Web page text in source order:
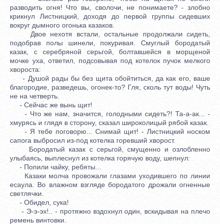
разводить огня! Что вы, сволочи, не понимаете? - злобно
крикнул Листницкий, доходя до первой группы сидевших
вокруг дымного огонька казаков.
Двое нехотя встали, остальные продолжали сидеть,
подобрав полы шинели, покуривая. Смуглый бородатый
казак, с серебряной серьгой, болтавшейся в морщеной
мочке уха, ответил, подсовывая под котелок пучок мелкого
хвороста:
- Душой рады бы без щита обойтиться, да как его, ваше
благородие, разведешь, огонек-то? Гля, сколь тут воды! Чуть
не на четверть.
- Сейчас же вынь щит!
- Что же нам, значится, голодными сидеть?! Та-а-ак... -
хмурясь и глядя в сторону, сказал широколицый рябой казак.
- Я тебе поговорю... Снимай щит! - Листницкий носком
сапога выбросил из-под котелка горевший хворост.
Бородатый казак с серьгой, смущенно и озлобленно
улыбаясь, выплеснул из котелка горячую воду, шепнул:
- Попили чайку, ребяты...
Казаки молча провожали глазами уходившего по линии
есаула. Во влажном взгляде бородатого дрожали огненные
светлячки.
- Обидел, сука!
- Э-э-эх!.. - протяжно вздохнул один, вскидывая на плечо
ремень винтовки.